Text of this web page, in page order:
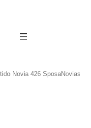
Novia 426 SposaNovias